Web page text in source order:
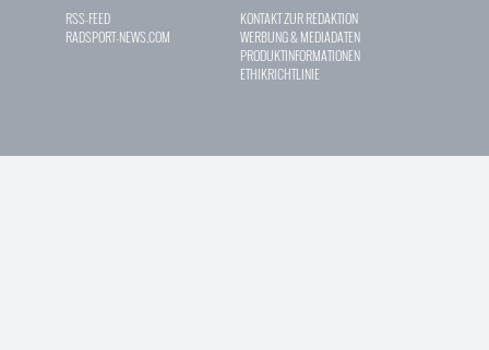
RSS-FEED
RADSPORT-NEWS.COM
KONTAKT ZUR REDAKTION
WERBUNG & MEDIADATEN
PRODUKTINFORMATIONEN
ETHIKRICHTLINIE